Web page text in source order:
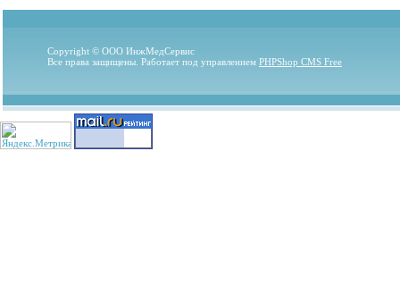
Copyright © ООО ИнжМедСервис
Все права защищены. Работает под управлением PHPShop CMS Free